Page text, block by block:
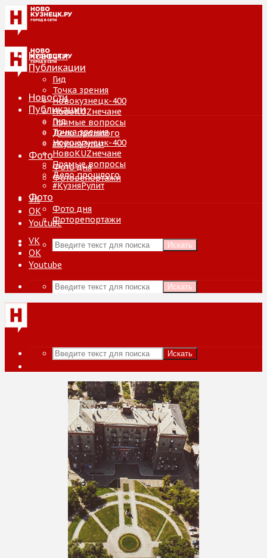
Новости
Публикации
Гид
Точка зрения
Новокузнецк-400
НовоKUZнечане
Прямые вопросы
Дело прошлого
#КузняРулит
Фото
Фото дня
Фоторепортажи
VK
ОК
Youtube
Искать
Новости
Публикации
Гид
Точка зрения
Новокузнецк-400
НовоKUZнечане
Прямые вопросы
Дело прошлого
#КузняРулит
Фото
Фото дня
Фоторепортажи
VK
ОК
Youtube
Искать
Искать